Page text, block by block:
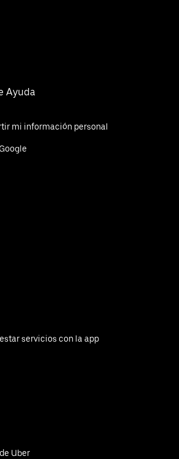
Ayuda
mi información personal
servicios con la app
Uber